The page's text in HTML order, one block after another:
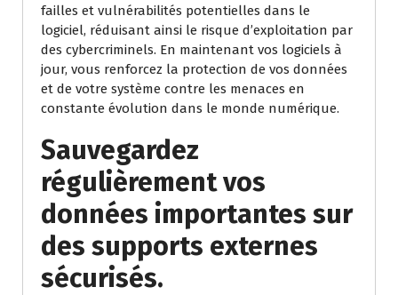
failles et vulnérabilités potentielles dans le
logiciel, réduisant ainsi le risque d’exploitation par
des cybercriminels. En maintenant vos logiciels à
jour, vous renforcez la protection de vos données
et de votre système contre les menaces en
constante évolution dans le monde numérique.
Sauvegardez
régulièrement vos
données importantes sur
des supports externes
sécurisés.